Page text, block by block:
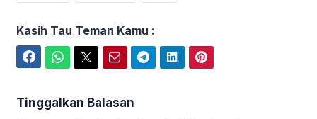
Kasih Tau Teman Kamu :
Tinggalkan Balasan